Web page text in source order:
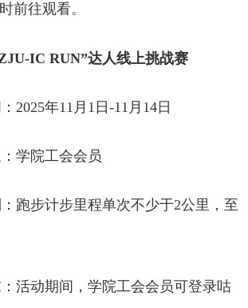
前往观看。
IC RUN”达人线上挑战赛
2025年11 月 1 日-11 月 14 日
学院工会会员
跑步计步里程单次不少于2公里， 至
活动期间， 学院工会会员可登录咕